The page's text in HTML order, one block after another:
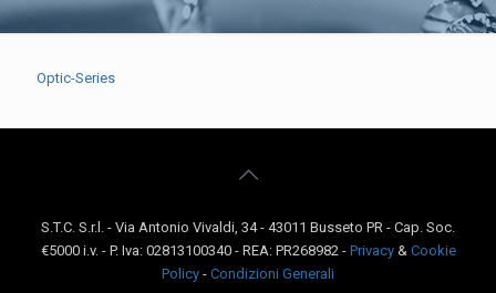
Optic-Series
S.T.C. S.r.l. - Via Antonio Vivaldi, 34 - 43011 Busseto PR - Cap. Soc.
€5000 i.v. - P. Iva: 02813100340 - REA: PR268982 - Privacy& Cookie
Policy - Condizioni Generali